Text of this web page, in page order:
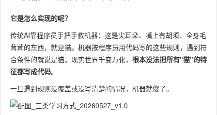
它是怎么实现的呢？
传统AI靠程序员手把手教机器：这是尖耳朵、嘴上有胡须、全身毛
茸茸的东西，就是猫。机器按程序员用代码写的这些规则，遇到符
合条件的就说是猫。现实世界千变万化， 根本没法把所有"猫"的特
征都写成代码。
一旦遇到规则没覆盖或没写清楚的情况，机器就傻了。